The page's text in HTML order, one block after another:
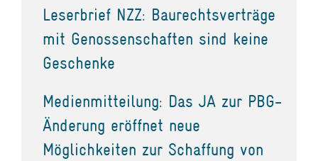
Leserbrief NZZ: Baurechtsverträge
mit Genossenschaften sind keine
Geschenke
Medienmitteilung: Das JA zur PBG-
Änderung eröffnet neue
Möglichkeiten zur Schaffung von